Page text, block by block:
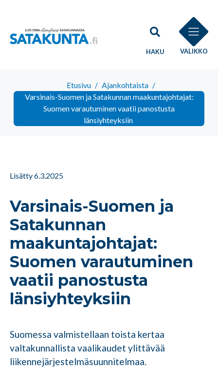
HAKU VALIKKO
Etusivu / Ajankohtaista /
Varsinais-Suomen ja Satakunnan maakuntajohtajat:
Suomen varautuminen vaatii panostusta
länsiyhteyksiin
Lisätty 6.3.2025
Varsinais-Suomen ja
Satakunnan
maakuntajohtajat:
Suomen varautuminen
vaatii panostusta
länsiyhteyksiin
Suomessa valmistellaan toista kertaa
valtakunnallista vaalikaudet ylittävää
liikennejärjestelmäsuunnitelmaa.